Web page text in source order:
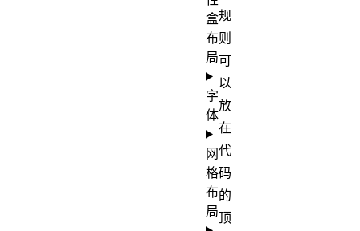
规
则
可
以
放
在
代
码
的
顶
盒
布
局
字
体
网
格
布
局